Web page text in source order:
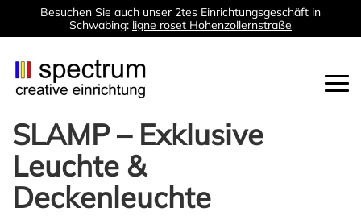
Besuchen Sie auch unser 2tes Einrichtungsgeschäft in
Schwabing: ligne roset Hohenzollernstraße
SLAMP – Exklusive
Leuchte &
Deckenleuchte